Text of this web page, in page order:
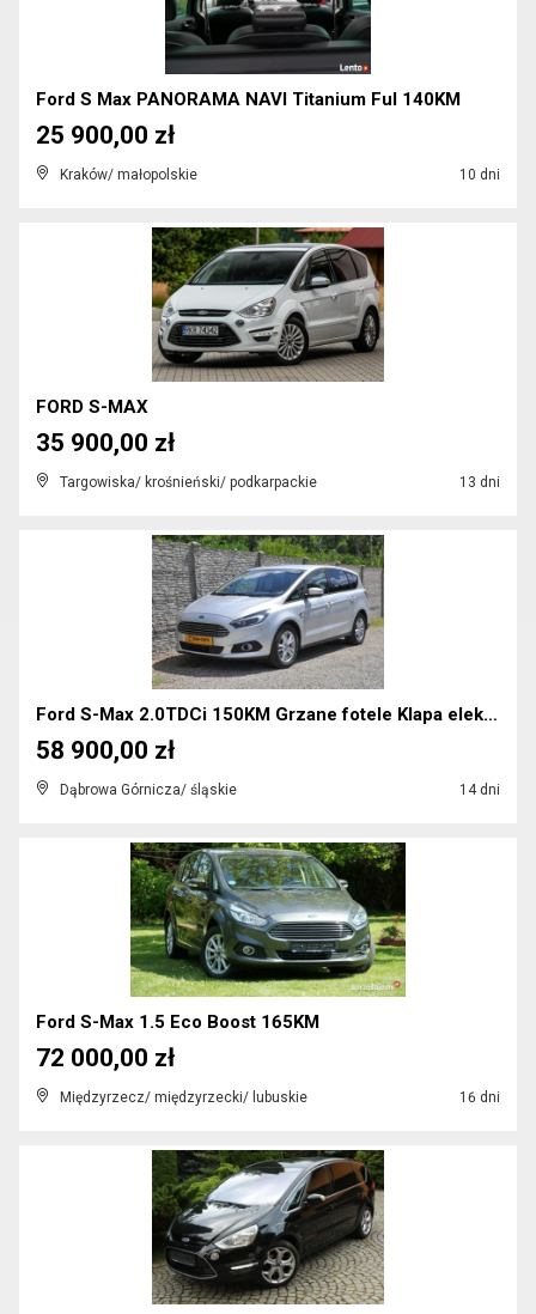
Ford S Max PANORAMA NAVI Titanium Ful 140KM
Kraków/ małopolskie 10 dni
25 900,00 zł
FORD S-MAX
Targowiska/ krośnieński/ podkarpackie 13 dni
35 900,00 zł
Ford S-Max 2.0TDCi 150KM Grzane fotele Klapa elekt...
Dąbrowa Górnicza/ śląskie 14 dni
58 900,00 zł
Ford S-Max 1.5 Eco Boost 165KM
Międzyrzecz/ międzyrzecki/ lubuskie 16 dni
72 000,00 zł